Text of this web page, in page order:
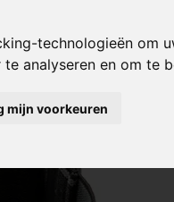
technologieën om
analyseren en om te
mijn voorkeuren